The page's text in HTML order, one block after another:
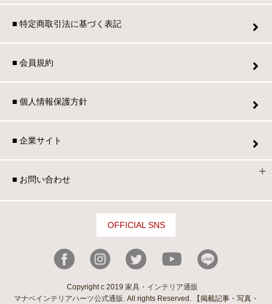
■ 特定商取引法に基づく表記
■ 会員規約
■ 個人情報保護方針
■ 企業サイト
■ お問い合わせ
OFFICIAL SNS
Copyright c 2019 家具・インテリア通販
マナベインテリアハーツ公式通販 . All rights Reserved. 【掲載記事・写真・